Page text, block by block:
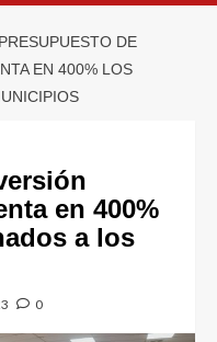
PRESUPUESTO DE
EN 400% LOS
en 400%
a los
0